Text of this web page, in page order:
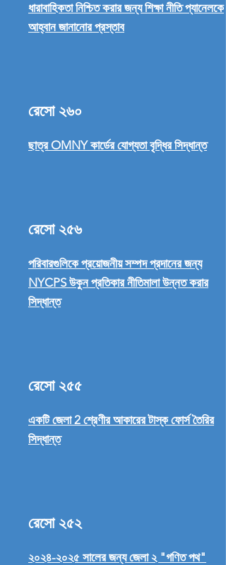
ধারাবাহিকতা নিশ্চিত করার জন্য শিক্ষা নীতি প্যানেলকে
আহ্বান জানানোর প্রস্তাব
রেসো ২৬০
ছাত্র OMNY কার্ডের যোগ্যতা বৃদ্ধির সিদ্ধান্ত
রেসো ২৫৬
পরিবারগুলিকে প্রয়োজনীয় সম্পদ প্রদানের জন্য
NYCPS উকুন প্রতিকার নীতিমালা উন্নত করার
সিদ্ধান্ত
রেসো ২৫৫
একটি জেলা 2 শ্রেণীর আকারের টাস্ক ফোর্স তৈরির
সিদ্ধান্ত
রেসো ২৫২
২০২৪-২০২৫ সালের জন্য জেলা ২ "গণিত পথ"